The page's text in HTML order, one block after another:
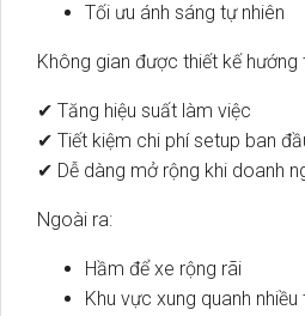
Tối ưu ánh sáng tự nhiên
Không gian được thiết kế hướng
✔ Tăng hiệu suất làm việc
✔ Tiết kiệm chi phí setup ban
✔ Dễ dàng mở rộng khi doanh
Ngoài ra:
Hầm để xe rộng rãi
Khu vực xung quanh